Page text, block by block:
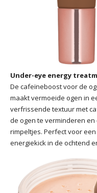
Under-eye energy
De cafeïneboost voor de
maakt vermoeide ogen in
verfrissende textuur met
de ogen te verminderen
rimpeltjes. Perfect voor
energiekick in de ochtend